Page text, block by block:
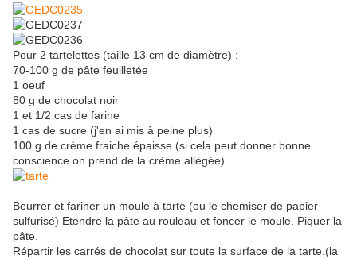
Pour 2 tartelettes (taille 13 cm de diamètre) :
70-100 g de pâte feuilletée
1 oeuf
80 g de chocolat noir
1 et 1/2 cas de farine
1 cas de sucre (j'en ai mis à peine plus)
100 g de crème fraiche épaisse (si cela peut donner bonne
conscience on prend de la crème allégée)
Beurrer et fariner un moule à tarte (ou le chemiser de papier
sulfurisé) Etendre la pâte au rouleau et foncer le moule. Piquer la
pâte.
Répartir les carrés de chocolat sur toute la surface de la tarte.(la